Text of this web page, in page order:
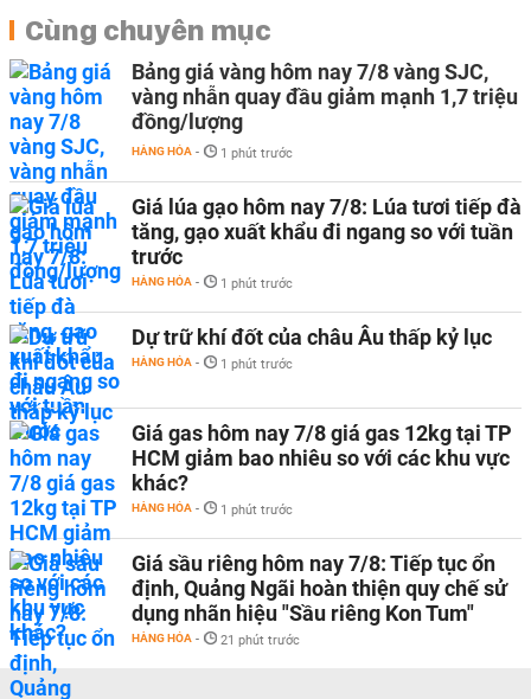
Cùng chuyên mục
Bảng giá vàng hôm nay 7/8 vàng SJC,
vàng nhẫn quay đầu giảm mạnh 1,7 triệu
đồng/lượng
HÀNG HÓA - 1 phút trước
Giá lúa gạo hôm nay 7/8: Lúa tươi tiếp đà
tăng, gạo xuất khẩu đi ngang so với tuần
trước
HÀNG HÓA - 1 phút trước
Dự trữ khí đốt của châu Âu thấp kỷ lục
HÀNG HÓA - 1 phút trước
Giá gas hôm nay 7/8 giá gas 12kg tại TP
HCM giảm bao nhiêu so với các khu vực
khác?
HÀNG HÓA - 1 phút trước
Giá sầu riêng hôm nay 7/8: Tiếp tục ổn
định, Quảng Ngãi hoàn thiện quy chế sử
dụng nhãn hiệu "Sầu riêng Kon Tum"
HÀNG HÓA - 21 phút trước